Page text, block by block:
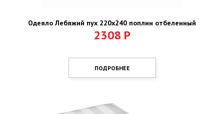
Одеяло Лебяжий пух 220х240 поплин отбеленный
2308 Р
ПОДРОБНЕЕ